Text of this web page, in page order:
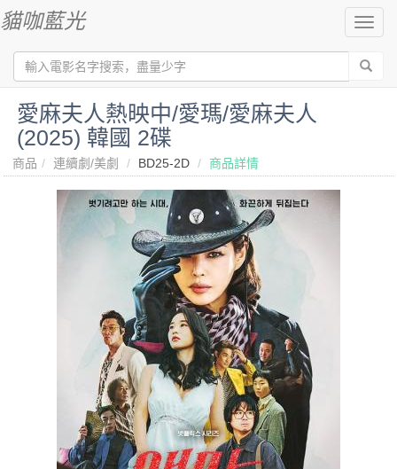
切
換
導
貓咖藍光
愛麻夫人熱映中/愛瑪/愛麻夫人
(2025) 韓國 2碟
商品 連續劇/美劇 BD25-2D 商品詳情